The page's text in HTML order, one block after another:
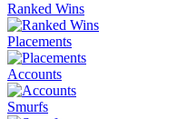
Ranked Wins
Placements
Accounts
Smurfs